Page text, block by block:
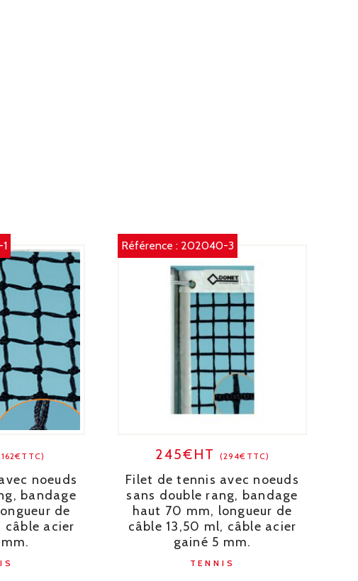
noeuds
bandage
de
câble acier
Référence : 202040-3
245€HT (294€TTC)
Filet de tennis avec noeuds
sans double rang, bandage
haut 70 mm, longueur de
câble 13,50 ml, câble acier
gainé 5 mm.
TENNIS